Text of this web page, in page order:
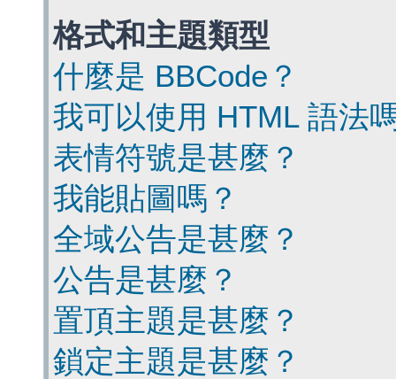
格式和主題類型
什麼是 BBCode？
我可以使用 HTML 語法
表情符號是甚麼？
我能貼圖嗎？
全域公告是甚麼？
公告是甚麼？
置頂主題是甚麼？
鎖定主題是甚麼？